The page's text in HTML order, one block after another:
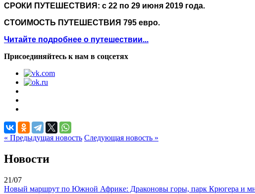
СРОКИ ПУТЕШЕСТВИЯ: с 22 по 29 июня 2019 года.
СТОИМОСТЬ ПУТЕШЕСТВИЯ 795 евро.
Читайте подробнее о путешествии...
Присоединяйтесь к нам в соцсетях
« Предыдущая новость Следующая новость »
Новости
21/07
Новый маршрут по Южной Африке: Драконовы горы, парк Крюгера и